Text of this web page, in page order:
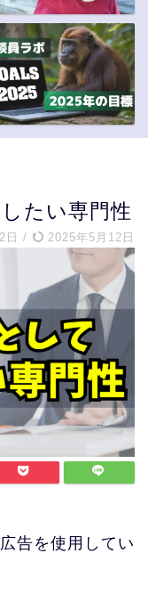
たい専門性
日 / 2025年5月12日
告を使用してい